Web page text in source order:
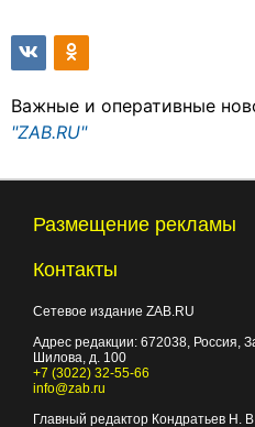
Важные и оперативные
"ZAB.RU"
Размещение рекламы
Контакты
Сетевое издание ZAB.RU
Адрес редакции: 672038, Россия,
Шилова, д. 100
+7 (3022) 32-55-66
info@zab.ru
Главный редактор Кондратьев Н.